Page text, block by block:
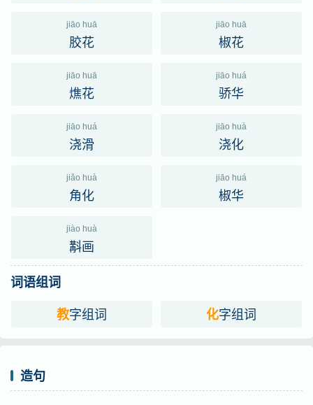
jiāo huā
胶花
jiāo huā
椒花
jiāo huā
燋花
jiāo huá
骄华
jiāo huá
浇滑
jiāo huà
浇化
jiǎo huà
角化
jiāo huá
椒华
jiào huà
斠画
词语组词
教字组词 化字组词
造句